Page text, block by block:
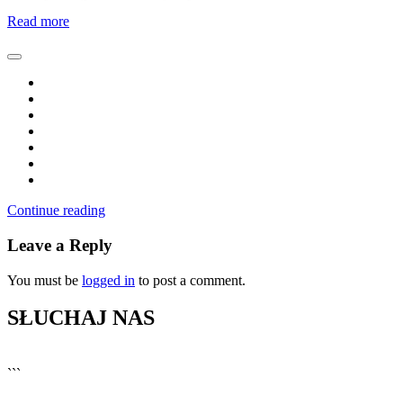
Read more
Continue reading
Leave a Reply
You must be logged in to post a comment.
SŁUCHAJ NAS
```